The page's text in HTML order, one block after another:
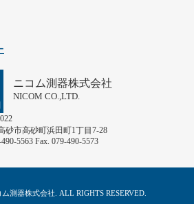
ニコム測器株式会社
NICOM CO.,LTD.
砂市高砂町浜田町1丁目7-28
5563 Fax. 079-490-5573
測器株式会社. ALL RIGHTS RESERVED.